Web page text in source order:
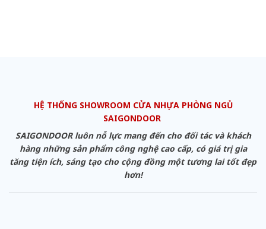
HỆ THỐNG SHOWROOM CỬA NHỰA PHÒNG NGỦ
SAIGONDOOR
SAIGONDOOR luôn nỗ lực mang đến cho đối tác và khách
hàng những sản phẩm công nghệ cao cấp, có giá trị gia
tăng tiện ích, sáng tạo cho cộng đồng một tương lai tốt đẹp
hơn!